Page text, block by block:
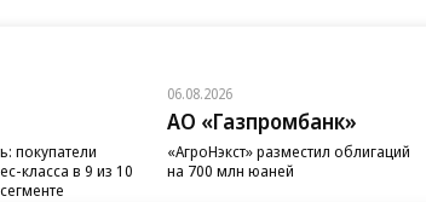
покупатели
класса в 9 из 10
06.08.2026
АО «Газпромбанк»
«АгроНэкст» разместил облигаций
на 700 млн юаней